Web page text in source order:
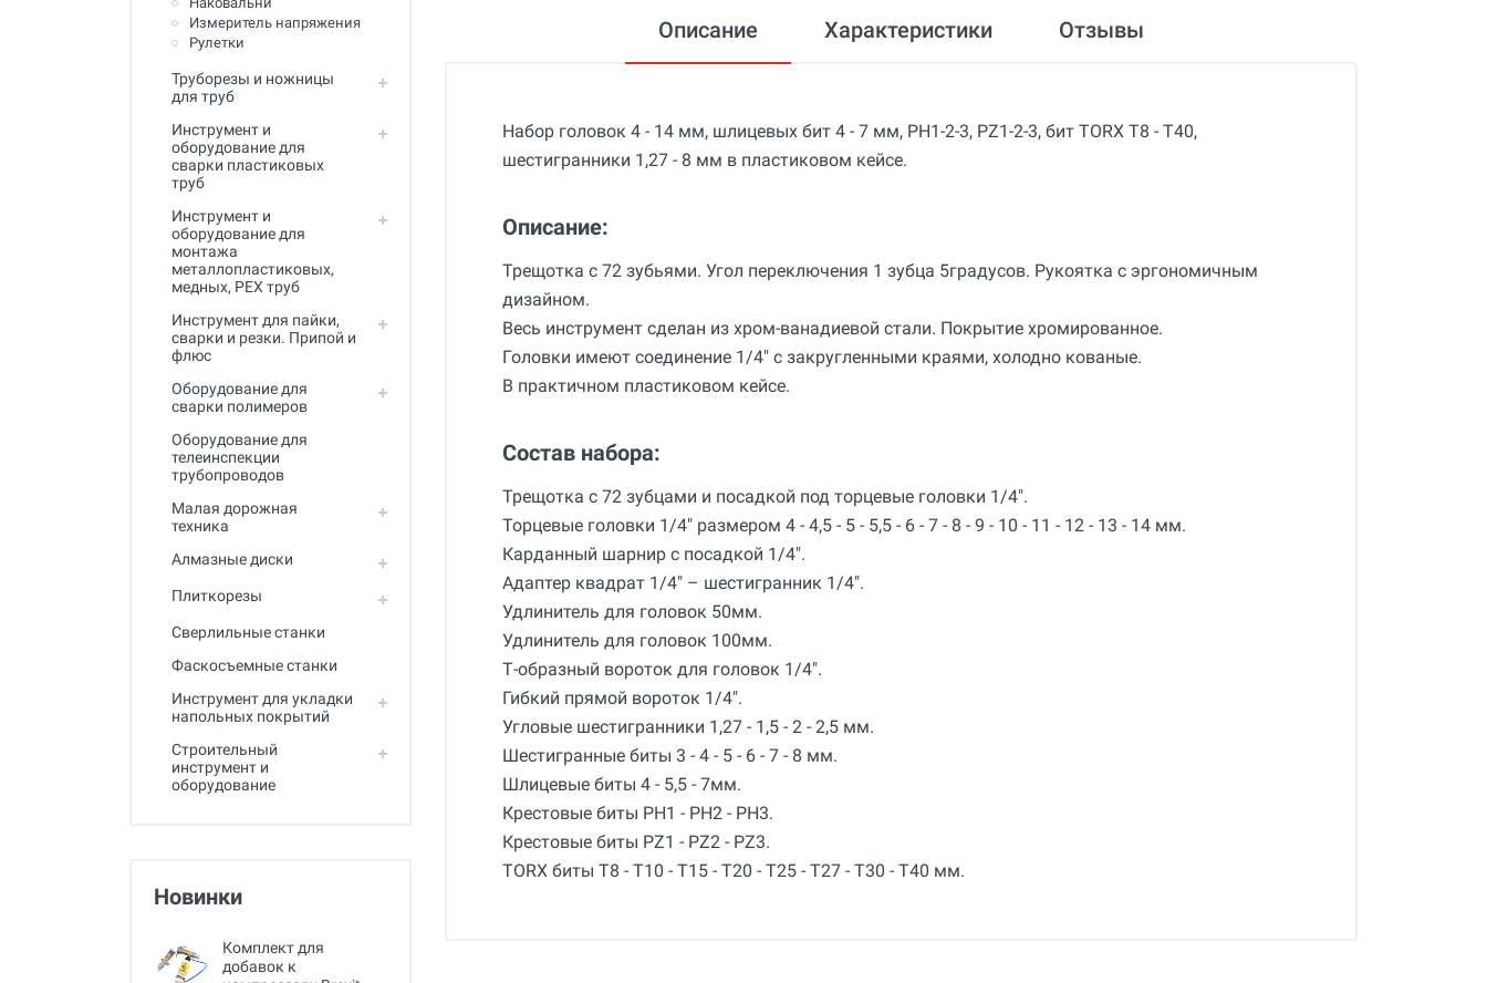
Измеритель напряжения
Рулетки
Труборезы и ножницы
для труб
Инструмент и
оборудование для
сварки пластиковых
труб
Инструмент и
оборудование для
монтажа
металлопластиковых,
медных, PEX труб
Инструмент для пайки,
сварки и резки. Припой и
флюс
Оборудование для
сварки полимеров
Оборудование для
телеинспекции
трубопроводов
Малая дорожная
техника
Алмазные диски
Плиткорезы
Сверлильные станки
Фаскосъемные станки
Инструмент для укладки
напольных покрытий
Строительный
инструмент и
оборудование
Новинки
Комплект для
добавок к
Описание Характеристики Отзывы
Набор головок 4 - 14 мм, шлицевых бит 4 - 7 мм, PH1-2-3, PZ1-2-3, бит TORX T8 - T40,
шестигранники 1,27 - 8 мм в пластиковом кейсе.
Описание:
Трещотка с 72 зубьями. Угол переключения 1 зубца 5градусов. Рукоятка с эргономичным
дизайном.
Весь инструмент сделан из хром-ванадиевой стали. Покрытие хромированное.
Головки имеют соединение 1/4" с закругленными краями, холодно кованые.
В практичном пластиковом кейсе.
Состав набора:
Трещотка с 72 зубцами и посадкой под торцевые головки 1/4".
Торцевые головки 1/4" размером 4 - 4,5 - 5 - 5,5 - 6 - 7 - 8 - 9 - 10 - 11 - 12 - 13 - 14 мм.
Карданный шарнир с посадкой 1/4".
Адаптер квадрат 1/4" – шестигранник 1/4".
Удлинитель для головок 50мм.
Удлинитель для головок 100мм.
Т-образный вороток для головок 1/4".
Гибкий прямой вороток 1/4".
Угловые шестигранники 1,27 - 1,5 - 2 - 2,5 мм.
Шестигранные биты 3 - 4 - 5 - 6 - 7 - 8 мм.
Шлицевые биты 4 - 5,5 - 7мм.
Крестовые биты РН1 - РН2 - РН3.
Крестовые биты PZ1 - PZ2 - PZ3.
TORX биты T8 - T10 - T15 - T20 - T25 - T27 - T30 - T40 мм.